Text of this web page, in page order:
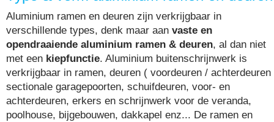
Aluminium ramen en deuren zijn verkrijgbaar in
verschillende types, denk maar aan vaste en
opendraaiende aluminium ramen & deuren, al dan niet
met een kiepfunctie. Aluminium buitenschrijnwerk is
verkrijgbaar in ramen, deuren ( voordeuren / achterdeuren
sectionale garagepoorten, schuifdeuren, voor- en
achterdeuren, erkers en schrijnwerk voor de veranda,
poolhouse, bijgebouwen, dakkapel enz... De ramen en